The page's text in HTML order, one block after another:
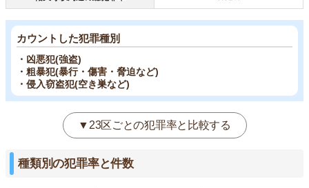
カウントした犯罪種別
・凶悪犯(強盗)
・粗暴犯(暴行・傷害・脅迫など)
・侵入窃盗犯(空き巣など)
▼23区ごとの犯罪率と比較する
種類別の犯罪率と件数